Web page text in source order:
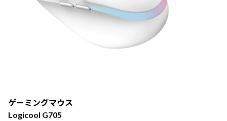
ゲーミングマウス
Logicool G705